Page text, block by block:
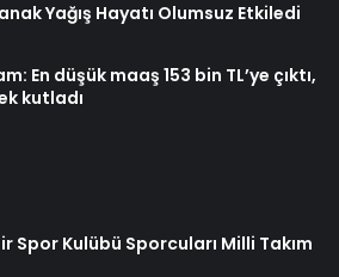
Yağış Hayatı Olumsuz Etkiledi
En düşük maaş 153 bin TL’ye çıktı,
kutladı
Spor Kulübü Sporcuları Milli Takım